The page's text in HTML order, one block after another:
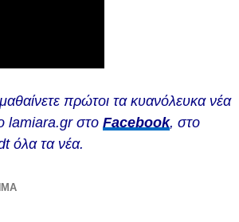
πρώτοι τα κυανόλευκα νέα
lamiara.gr στο Facebook, στο
όλα τα νέα.